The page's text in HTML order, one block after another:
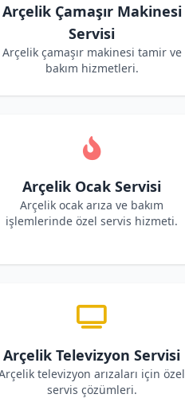
Arçelik Çamaşır Makinesi
Servisi
Arçelik çamaşır makinesi tamir ve
bakım hizmetleri.
Arçelik Ocak Servisi
Arçelik ocak arıza ve bakım
işlemlerinde özel servis hizmeti.
Arçelik Televizyon Servisi
televizyon arızaları için özel
servis çözümleri.